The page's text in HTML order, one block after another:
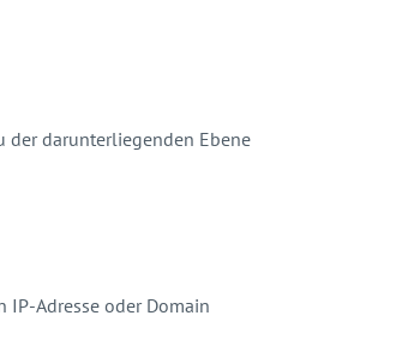
der darunterliegenden Ebene
IP-Adresse oder Domain